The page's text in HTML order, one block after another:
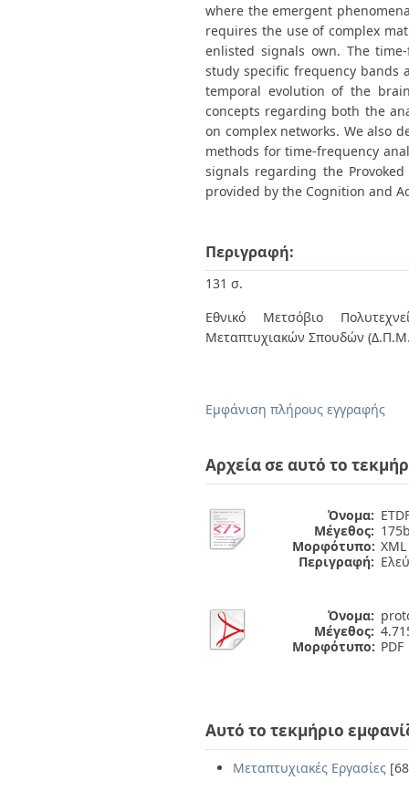
where the emergent
requires the use of complex
enlisted signals own. The
study specific frequency
temporal evolution of the
concepts regarding both the
on complex networks. We also
methods for time-frequency
signals regarding the
provided by the Cognition and
Περιγραφή:
131 σ.
Εθνικό Μετσόβιο
Μεταπτυχιακών Σπουδών
Εμφάνιση πλήρους εγγραφής
Αρχεία σε αυτό το
Όνομα:
Μέγεθος:
Μορφότυπο: XML
Περιγραφή:
Όνομα:
Μέγεθος:
Μορφότυπο: PDF
Αυτό το τεκμήριο
Μεταπτυχιακές Εργασίες